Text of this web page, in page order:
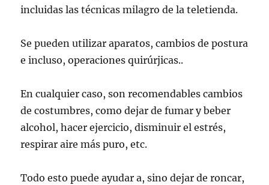
incluidas las técnicas milagro de la teletienda.
Se pueden utilizar aparatos, cambios de postura
e incluso, operaciones quirúrjicas..
En cualquier caso, son recomendables cambios
de costumbres, como dejar de fumar y beber
alcohol, hacer ejercicio, disminuir el estrés,
respirar aire más puro, etc.
Todo esto puede ayudar a, sino dejar de roncar,